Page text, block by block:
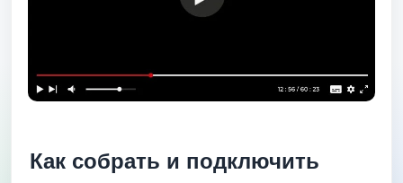
Как собрать и подключить